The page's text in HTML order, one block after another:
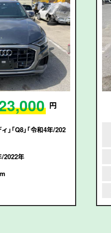
円
ィ｣｢Q8｣｢令和4年/202
2022年